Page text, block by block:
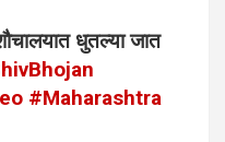
धुतल्या जात
#Maharashtra